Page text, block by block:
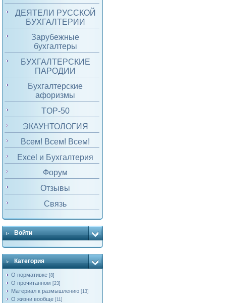
ДЕЯТЕЛИ РУССКОЙ
БУХГАЛТЕРИИ
Зарубежные
бухгалтеры
БУХГАЛТЕРСКИЕ
ПАРОДИИ
Бухгалтерские
афоризмы
TOP-50
ЭКАУНТОЛОГИЯ
Всем! Всем! Всем!
Excel и Бухгалтерия
Форум
Отзывы
Связь
Войти
Категория
О нормативке [8]
О прочитанном [23]
Материал к размышлению [13]
О жизни вообще [11]